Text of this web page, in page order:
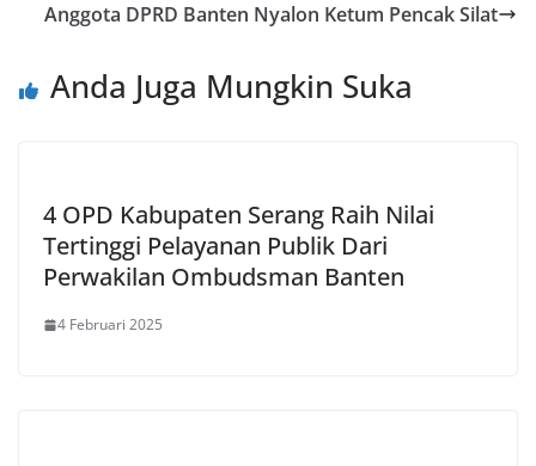
Anggota DPRD Banten Nyalon Ketum Pencak Silat
Anda Juga Mungkin Suka
4 OPD Kabupaten Serang Raih Nilai
Tertinggi Pelayanan Publik Dari
Perwakilan Ombudsman Banten
4 Februari 2025